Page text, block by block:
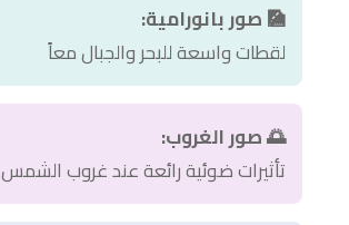
🎑 صور بانورامية:
لقطات واسعة للبحر والجبال معاً
🌅 صور الغروب:
تأثيرات ضوئية رائعة عند غروب الشمس